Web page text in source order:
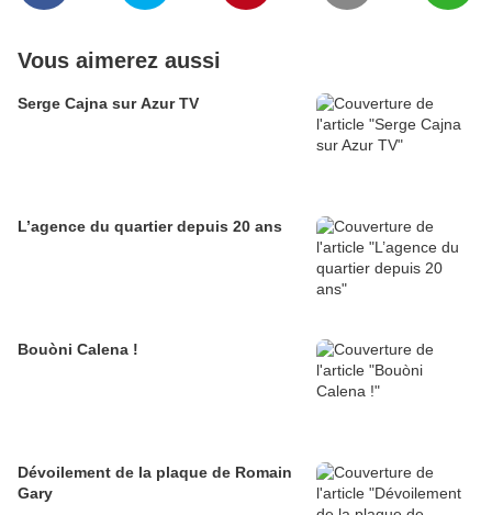
Vous aimerez aussi
Serge Cajna sur Azur TV
L’agence du quartier depuis 20 ans
Bouòni Calena !
Dévoilement de la plaque de Romain
Gary